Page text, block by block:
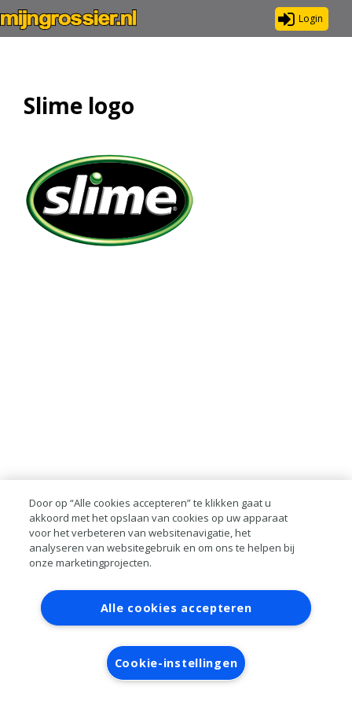
Login
Slime logo
Contact Account aanvragen
Inloggen
RAI bestanden
Privacy
Algemene
voorwaarden
Verwerkersovereenkomst
Door op “Alle cookies accepteren” te klikken gaat u
akkoord met het opslaan van cookies op uw apparaat
voor het verbeteren van websitenavigatie, het
analyseren van websitegebruik en om ons te helpen bij
onze marketingprojecten.
Alle cookies accepteren
Cookie-instellingen